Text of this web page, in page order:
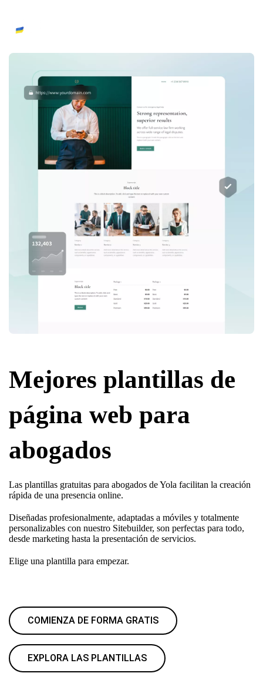
Mejores plantillas de
página web para
abogados
Las plantillas gratuitas para abogados de Yola facilitan la creación
rápida de una presencia online.
Diseñadas profesionalmente, adaptadas a móviles y totalmente
personalizables con nuestro Sitebuilder, son perfectas para todo,
desde marketing hasta la presentación de servicios.
Elige una plantilla para empezar.
COMIENZA DE FORMA GRATIS
EXPLORA LAS PLANTILLAS